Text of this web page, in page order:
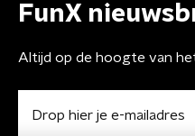
FunX
Altijd op de hoogte van